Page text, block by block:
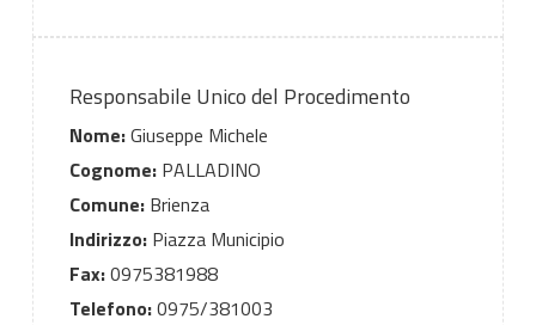
Responsabile Unico del Procedimento
Nome:Giuseppe Michele
Cognome:PALLADINO
Comune:Brienza
Indirizzo:Piazza Municipio
Fax:0975381988
Telefono:0975/381003